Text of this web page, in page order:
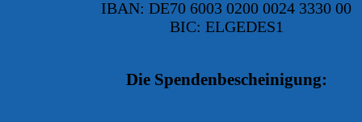
IBAN: DE70 6003 0200 0024 3330 00
BIC: ELGEDES1
Die Spendenbescheinigung: